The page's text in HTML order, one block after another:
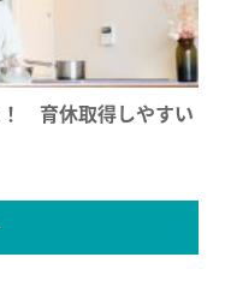
！ 育休取得しやすい